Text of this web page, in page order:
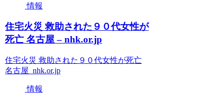
情報
住宅火災 救助された９０代女性が
死亡 名古屋 – nhk.or.jp
住宅火災 救助された９０代女性が死亡
名古屋 nhk.or.jp
情報